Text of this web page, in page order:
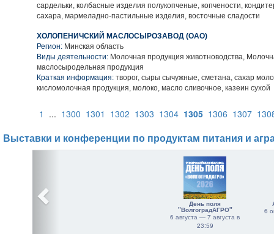
сардельки, колбасные изделия полукопченые, копчености,
сахара, мармеладно-пастильные изделия, восточные сладости
ХОЛОПЕНИЧСКИЙ МАСЛОСЫРОЗАВОД (ОАО)
Регион: Минская область
Виды деятельности: Молочная продукция животноводства,
маслосыродельная продукция
Краткая информация: творог, сыры сычужные, сметана, сахар
кисломолочная продукция, молоко, масло сливочное, казеин сухой
1 ... 1300 1301 1302 1303 1304 1305 1306 1307
Выставки и конференции по продуктам питания и
День поля
"ВолгоградАГРО"
6 августа — 7 августа в
23:59
6